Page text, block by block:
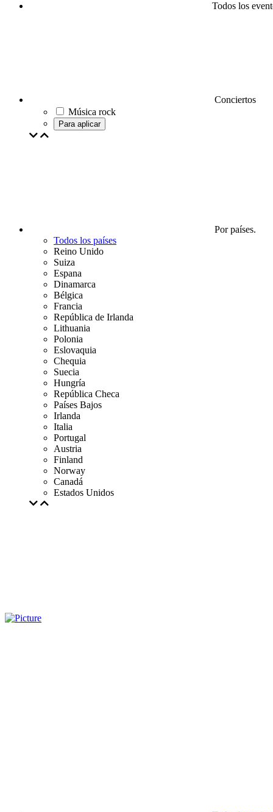
Todos los
Conciertos
Música rock
Para aplicar
Por países.
Todos los países
Reino Unido
Suiza
Espana
Dinamarca
Bélgica
Francia
República de Irlanda
Lithuania
Polonia
Eslovaquia
Chequia
Suecia
Hungría
República Checa
Países Bajos
Irlanda
Italia
Portugal
Austria
Finland
Norway
Canadá
Estados Unidos